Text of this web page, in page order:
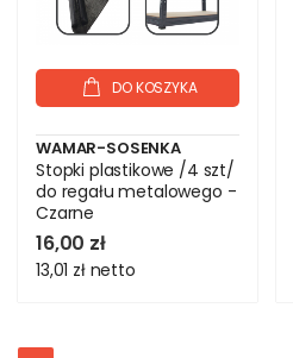
DO KOSZYKA
WAMAR-SOSENKA
Stopki plastikowe /4 szt/
do regału metalowego -
Czarne
16,00 zł
13,01 zł netto